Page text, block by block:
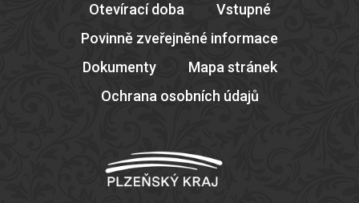
Otevírací doba
Vstupné
Povinně zveřejněné informace
Dokumenty
Mapa stránek
Ochrana osobních údajů